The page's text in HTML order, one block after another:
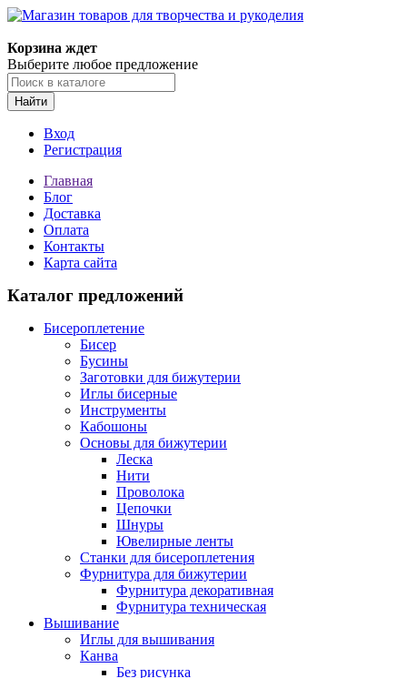
Корзина ждет
Выберите любое предложение
Найти
Вход
Регистрация
Главная
Блог
Доставка
Оплата
Контакты
Карта сайта
Каталог предложений
Бисероплетение
Бисер
Бусины
Заготовки для бижутерии
Иглы бисерные
Инструменты
Кабошоны
Основы для бижутерии
Леска
Нити
Проволока
Цепочки
Шнуры
Ювелирные ленты
Станки для бисероплетения
Фурнитура для бижутерии
Фурнитура декоративная
Фурнитура техническая
Вышивание
Иглы для вышивания
Канва
Без рисунка